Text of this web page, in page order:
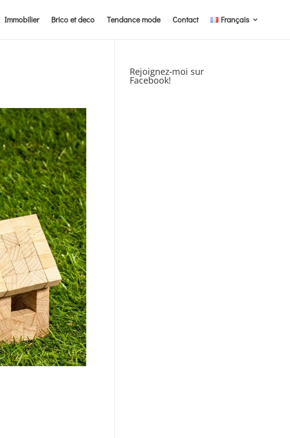
Immobilier Brico et deco Tendance mode Contact Français
Rejoignez-moi sur
Facebook!